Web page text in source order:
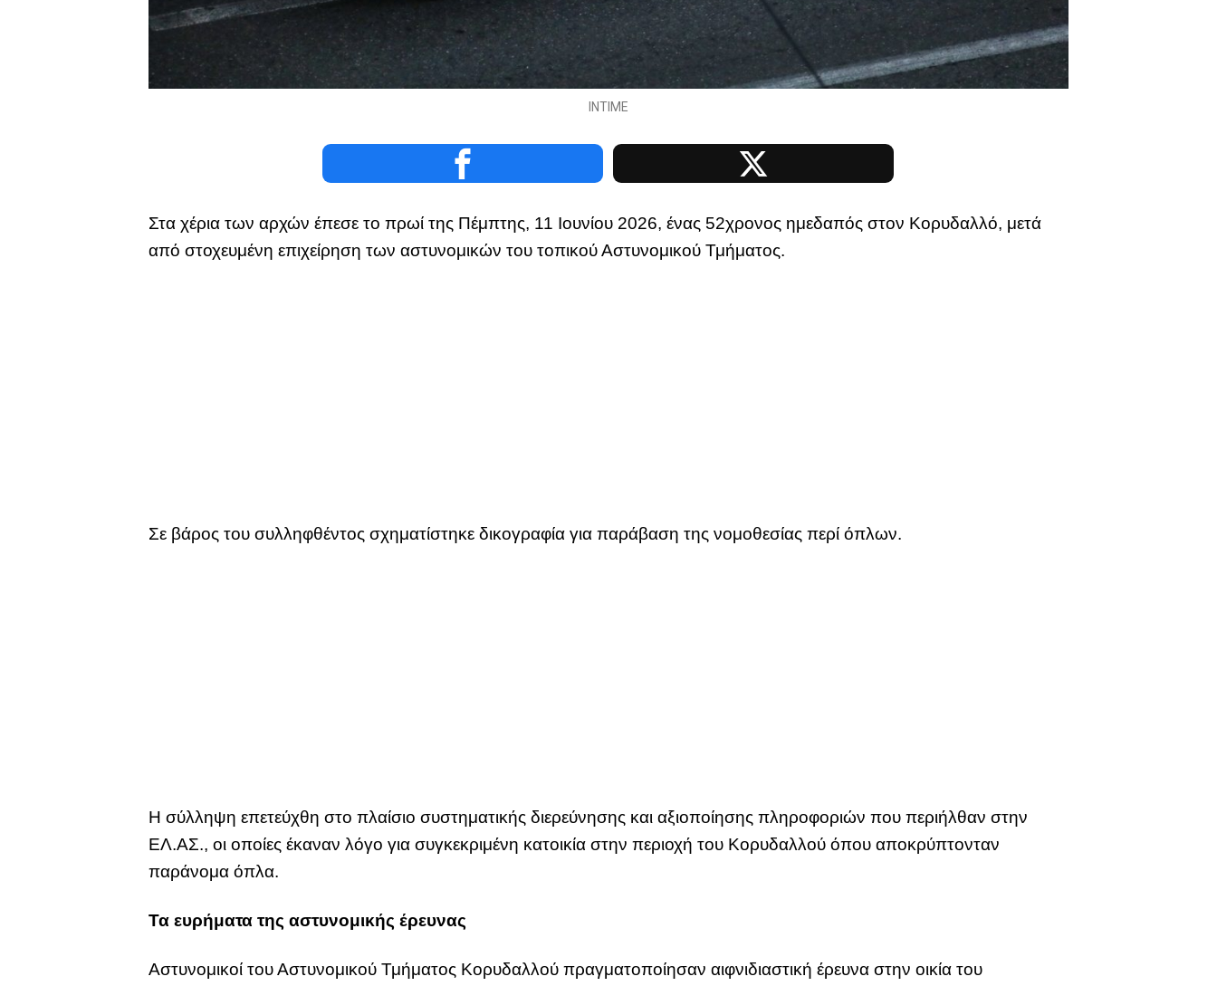
INTIME
Στα χέρια των αρχών έπεσε το πρωί της Πέμπτης, 11 Ιουνίου 2026, ένας 52χρονος ημεδαπός στον Κορυδαλλό, μετά
από στοχευμένη επιχείρηση των αστυνομικών του τοπικού Αστυνομικού Τμήματος.
Σε βάρος του συλληφθέντος σχηματίστηκε δικογραφία για παράβαση της νομοθεσίας περί όπλων.
Η σύλληψη επετεύχθη στο πλαίσιο συστηματικής διερεύνησης και αξιοποίησης πληροφοριών που περιήλθαν στην
ΕΛ.ΑΣ., οι οποίες έκαναν λόγο για συγκεκριμένη κατοικία στην περιοχή του Κορυδαλλού όπου αποκρύπτονταν
παράνομα όπλα.
Τα ευρήματα της αστυνομικής έρευνας
Αστυνομικοί του Αστυνομικού Τμήματος Κορυδαλλού πραγματοποίησαν αιφνιδιαστική έρευνα στην οικία του